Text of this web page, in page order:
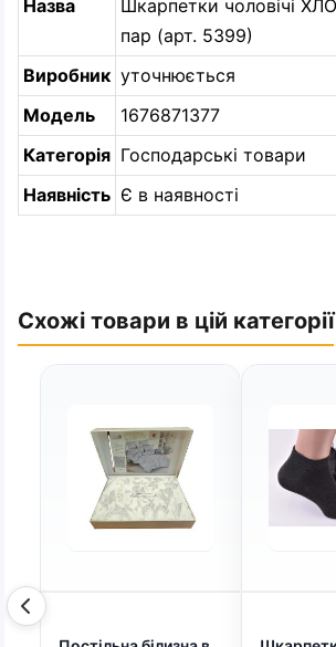
Назва
Шкарпетки чоловічі
пар (арт. 5399)
Виробник уточнюється
Модель
1676871377
Категорія Господарські товари
Наявність Є в наявності
Схожі товари в цій категорії